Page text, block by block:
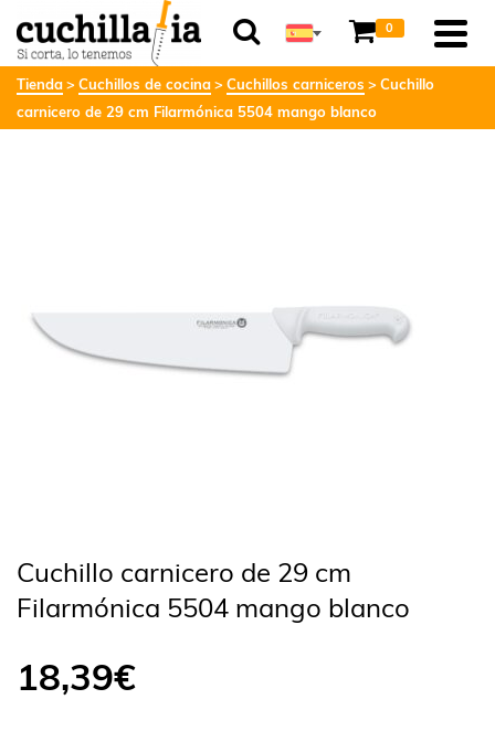
0
Tienda Cuchillos de cocina Cuchillos carniceros
Cuchillo
carnicero de 29 cm Filarmónica 5504 mango blanco
Cuchillo carnicero de 29 cm
Filarmónica 5504 mango blanco
18,39€